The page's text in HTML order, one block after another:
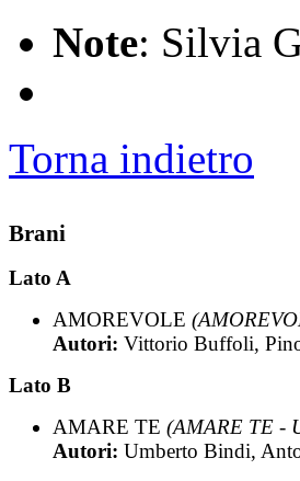
Note: Silvia
Torna indietro
Brani
Lato A
AMOREVOLE
Autori: Vittorio Buffoli,
Lato B
AMARE TE (AMARE TE -
Autori: Umberto Bindi,